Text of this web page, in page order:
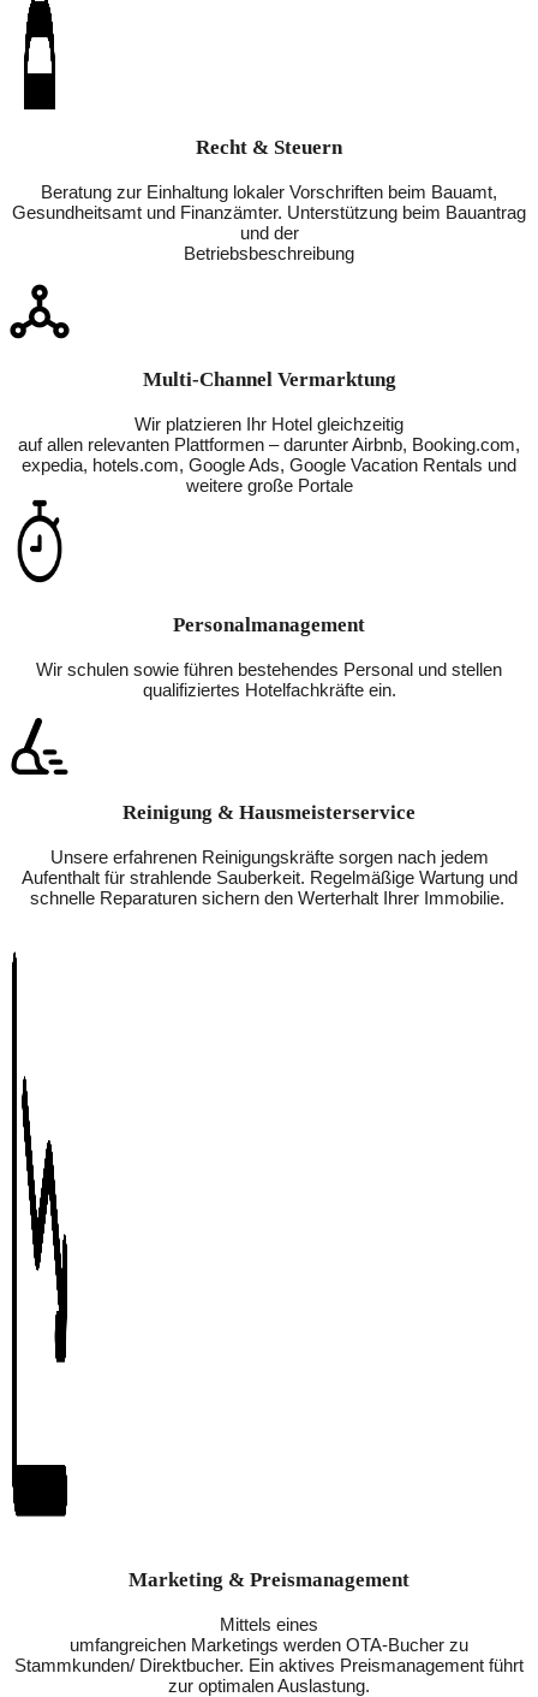
Recht & Steuern
Beratung zur Einhaltung lokaler Vorschriften beim Bauamt,
Gesundheitsamt und Finanzämter. Unterstützung beim Bauantrag
und der
Betriebsbeschreibung
Multi-Channel Vermarktung
Wir platzieren Ihr Hotel gleichzeitig
auf allen relevanten Plattformen – darunter Airbnb, Booking.com,
expedia, hotels.com, Google Ads, Google Vacation Rentals und
weitere große Portale
Personalmanagement
Wir schulen sowie führen bestehendes Personal und stellen
qualifiziertes Hotelfachkräfte ein.
Reinigung & Hausmeisterservice
Unsere erfahrenen Reinigungskräfte sorgen nach jedem
Aufenthalt für strahlende Sauberkeit. Regelmäßige Wartung und
schnelle Reparaturen sichern den Werterhalt Ihrer Immobilie.
Marketing & Preismanagement
Mittels eines
umfangreichen Marketings werden OTA-Bucher zu
Stammkunden/ Direktbucher. Ein aktives Preismanagement führt
zur optimalen Auslastung.